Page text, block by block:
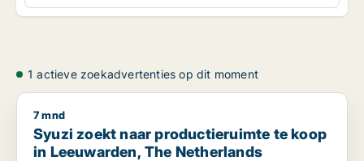
1 actieve zoekadvertenties op dit moment
Syuzi zoekt naar productieruimte te koop in Leeuwarden,
7 mnd
Syuzi zoekt naar productieruimte te koop
in Leeuwarden, The Netherlands